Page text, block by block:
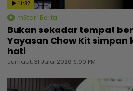
11:32
mStar | Berita
Bukan sekadar tempat
Yayasan Chow Kit simpan
hati
Jumaat, 31 Julai 2026 6:00 PM